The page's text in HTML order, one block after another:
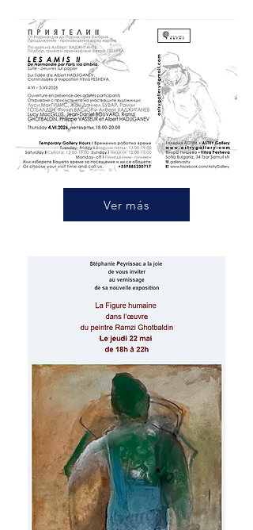
Ver más